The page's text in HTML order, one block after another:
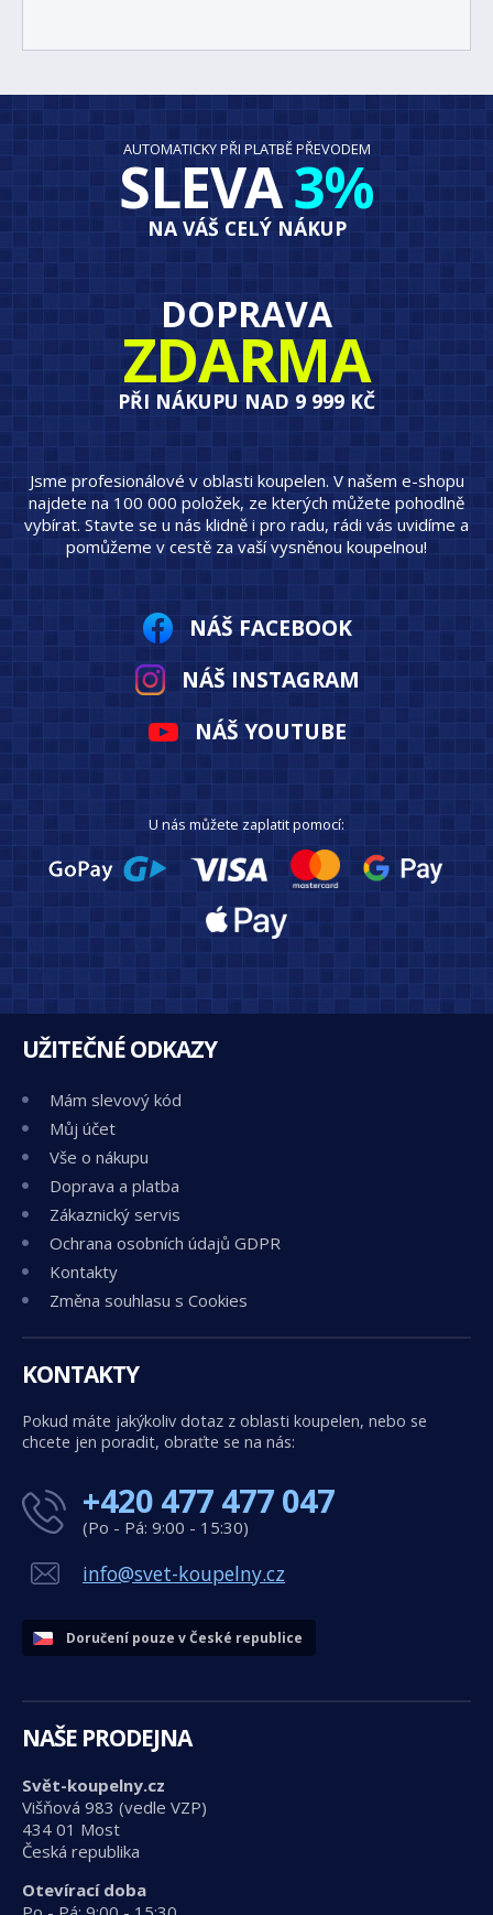
AUTOMATICKY PŘI PLATBĚ PŘEVODEM
SLEVA3%
NA VÁŠ CELÝ NÁKUP
DOPRAVA
ZDARMA
PŘI NÁKUPU NAD 9 999 KČ
Jsme profesionálové v oblasti koupelen. V našem e-shopu
najdete na 100 000 položek, ze kterých můžete pohodlně
vybírat. Stavte se u nás klidně i pro radu, rádi vás uvidíme a
pomůžeme v cestě za vaší vysněnou koupelnou!
NÁŠ FACEBOOK
NÁŠ INSTAGRAM
NÁŠ YOUTUBE
U nás můžete zaplatit pomocí:
UŽITEČNÉ ODKAZY
Mám slevový kód
Můj účet
Vše o nákupu
Doprava a platba
Zákaznický servis
Ochrana osobních údajů GDPR
Kontakty
Změna souhlasu s Cookies
KONTAKTY
Pokud máte jakýkoliv dotaz z oblasti koupelen, nebo se
chcete jen poradit, obraťte se na nás:
+420 477 477 047
(Po - Pá: 9:00 - 15:30)
info@svet-koupelny.cz
Doručení pouze v České republice
NAŠE PRODEJNA
Svět-koupelny.cz
Višňová 983 (vedle VZP)
434 01 Most
Česká republika
Otevírací doba